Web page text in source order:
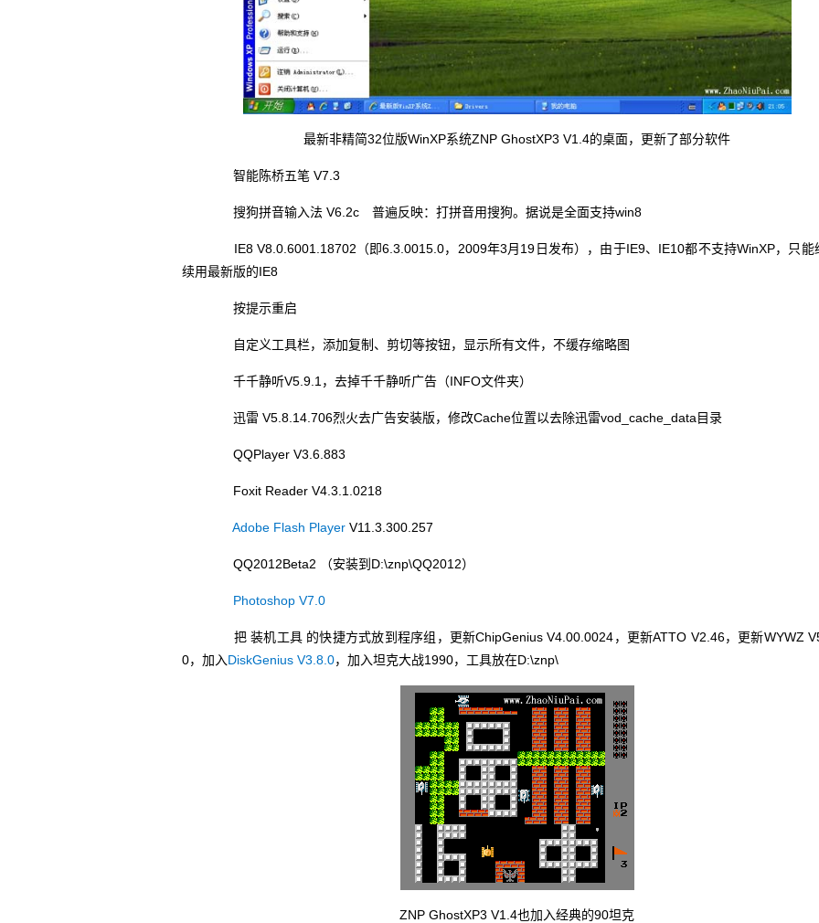
最新非精简32位版WinXP系统ZNP GhostXP3 V1.4的桌面，更新了部分软件
智能陈桥五笔 V7.3
搜狗拼音输入法 V6.2c 普遍反映：打拼音用搜狗。据说是全面支持win8
IE8 V8.0.6001.18702（即6.3.0015.0，2009年3月19日发布），由于IE9、IE10都不支持WinXP，只能
续用最新版的IE8
按提示重启
自定义工具栏，添加复制、剪切等按钮，显示所有文件，不缓存缩略图
千千静听V5.9.1，去掉千千静听广告（INFO文件夹）
迅雷 V5.8.14.706烈火去广告安装版，修改Cache位置以去除迅雷vod_cache_data目录
QQPlayer V3.6.883
Foxit Reader V4.3.1.0218
Adobe Flash Player V11.3.300.257
QQ2012Beta2 （安装到D:\znp\QQ2012）
Photoshop V7.0
把 装机工具 的快捷方式放到程序组，更新ChipGenius V4.00.0024，更新ATTO V2.46，更新WYWZ
0，加入DiskGenius V3.8.0，加入坦克大战1990，工具放在D:\znp\
ZNP GhostXP3 V1.4也加入经典的90坦克